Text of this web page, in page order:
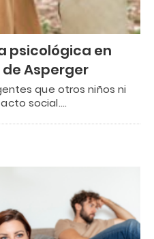
psicológica en
Asperger
que otros niños ni
social.…